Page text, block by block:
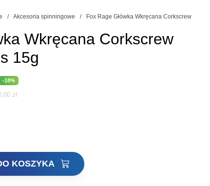
/ Akcesoria spinningowe /
Fox Rage Główka Wkręcana Corkscrew
Wkręcana Corkscrew
15g
-18%
zł
KOSZYKA